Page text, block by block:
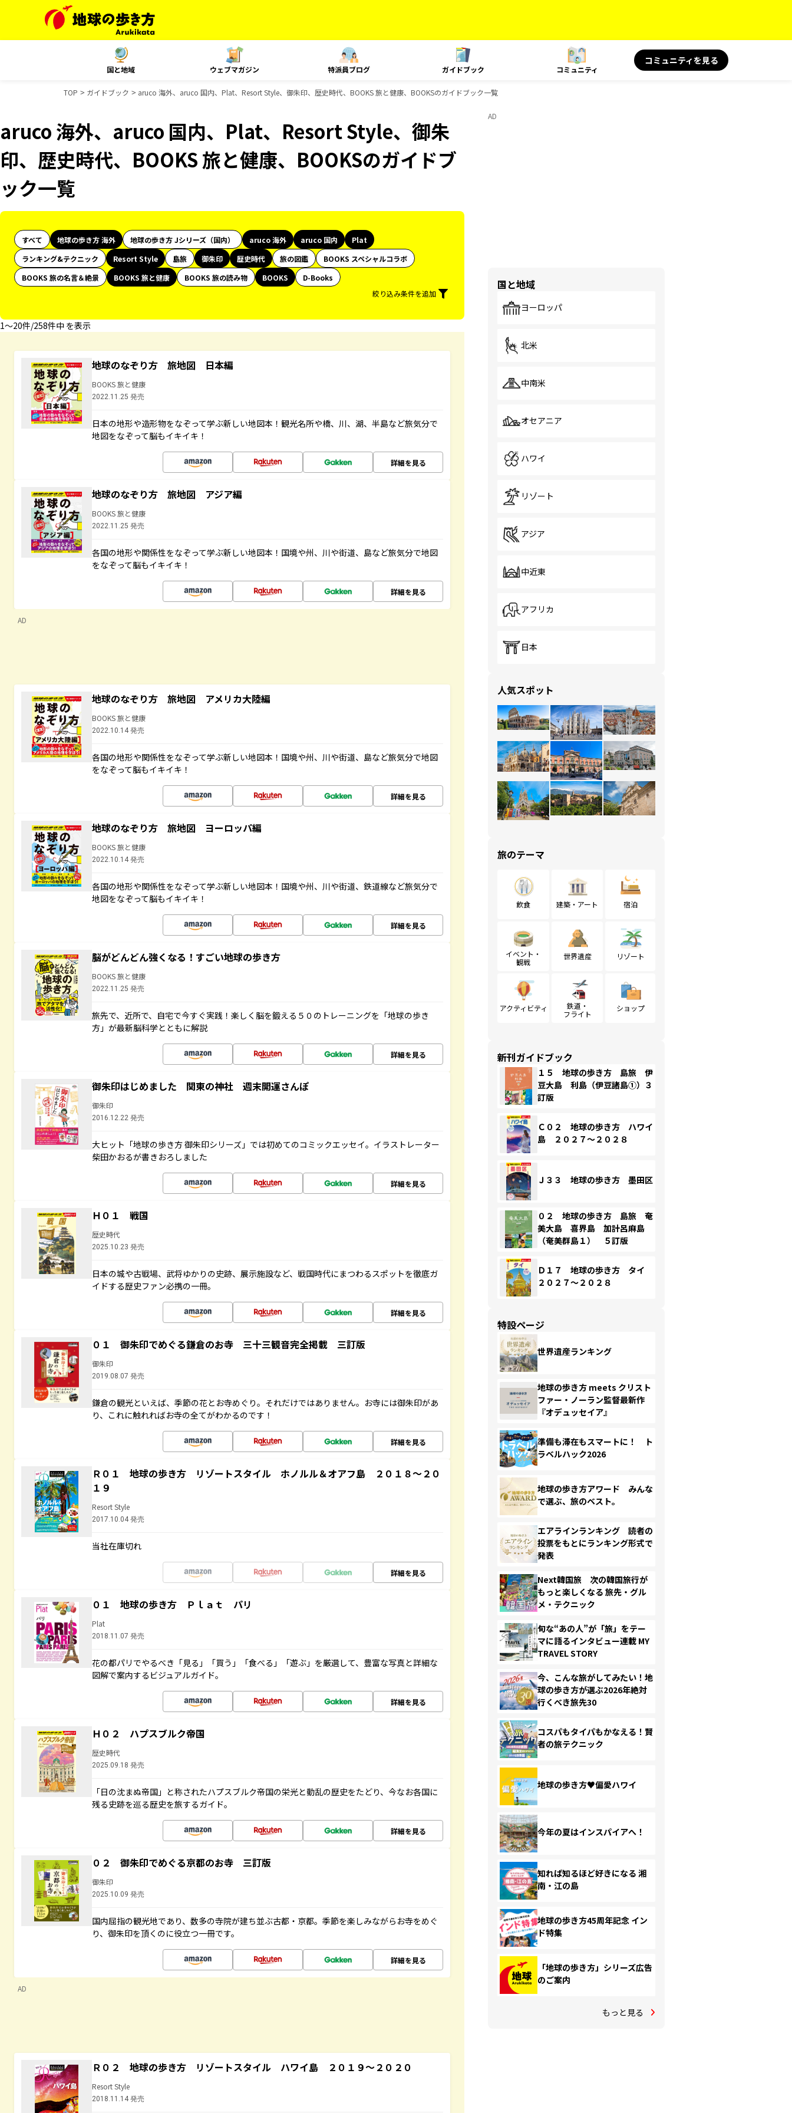
国と地域 ウェブマガジン 特派員ブログ ガイドブック コミュニティ
コミュニティを見る
TOP ガイドブック aruco 海外、aruco 国内、Plat、Resort Style、御朱印、歴史時代、BOOKS 旅と健康、BOOKSのガイドブック一覧
aruco 海外、aruco 国内、Plat、Resort Style、御朱
印、歴史時代、BOOKS 旅と健康、BOOKSのガイドブ
ック一覧
すべて 地球の歩き方 海外 地球の歩き方 Jシリーズ（国内） aruco 海外 aruco 国内
Plat
ランキング&テクニック
Resort Style 島旅 御朱印 歴史時代 旅の図鑑
BOOKS スペシャルコラボ
BOOKS 旅の名言＆絶景
BOOKS 旅と健康 BOOKS 旅の読み物 BOOKS
D-Books
絞り込み条件を追加
1〜20件/258件中 を表示
地球のなぞり方 旅地図 日本編
BOOKS 旅と健康
2022.11.25 発売
日本の地形や造形物をなぞって学ぶ新しい地図本！観光名所や橋、川、湖、半島など旅気分で
地図をなぞって脳もイキイキ！
詳細を見る
地球のなぞり方 旅地図 アジア編
BOOKS 旅と健康
2022.11.25 発売
各国の地形や関係性をなぞって学ぶ新しい地図本！国境や州、川や街道、島など旅気分で地図
をなぞって脳もイキイキ！
詳細を見る
AD
地球のなぞり方 旅地図 アメリカ大陸編
BOOKS 旅と健康
2022.10.14 発売
各国の地形や関係性をなぞって学ぶ新しい地図本！国境や州、川や街道、島など旅気分で地図
をなぞって脳もイキイキ！
詳細を見る
地球のなぞり方 旅地図 ヨーロッパ編
BOOKS 旅と健康
2022.10.14 発売
各国の地形や関係性をなぞって学ぶ新しい地図本！国境や州、川や街道、鉄道線など旅気分で
地図をなぞって脳もイキイキ！
詳細を見る
脳がどんどん強くなる！すごい地球の歩き方
BOOKS 旅と健康
2022.11.25 発売
旅先で、近所で、自宅で今すぐ実践！楽しく脳を鍛える５０のトレーニングを「地球の歩き
方」が最新脳科学とともに解説
詳細を見る
御朱印はじめました 関東の神社 週末開運さんぽ
御朱印
2016.12.22 発売
大ヒット「地球の歩き方 御朱印シリーズ」では初めてのコミックエッセイ。イラストレーター
柴田かおるが書きおろしました
詳細を見る
Ｈ０１ 戦国
歴史時代
2025.10.23 発売
日本の城や古戦場、武将ゆかりの史跡、展示施設など、戦国時代にまつわるスポットを徹底ガ
イドする歴史ファン必携の一冊。
詳細を見る
０１ 御朱印でめぐる鎌倉のお寺 三十三観音完全掲載 三訂版
御朱印
2019.08.07 発売
鎌倉の観光といえば、季節の花とお寺めぐり。それだけではありません。お寺には御朱印があ
り、これに触れればお寺の全てがわかるのです！
詳細を見る
Ｒ０１ 地球の歩き方 リゾートスタイル ホノルル＆オアフ島 ２０１８～２０
１９
Resort Style
2017.10.04 発売
当社在庫切れ
詳細を見る
０１ 地球の歩き方 Ｐｌａｔ パリ
Plat
2018.11.07 発売
花の都パリでやるべき「見る」「買う」「食べる」「遊ぶ」を厳選して、豊富な写真と詳細な
図解で案内するビジュアルガイド。
詳細を見る
Ｈ０２ ハプスブルク帝国
歴史時代
2025.09.18 発売
「日の沈まぬ帝国」と称されたハプスブルク帝国の栄光と動乱の歴史をたどり、今なお各国に
残る史跡を巡る歴史を旅するガイド。
詳細を見る
０２ 御朱印でめぐる京都のお寺 三訂版
御朱印
2025.10.09 発売
国内屈指の観光地であり、数多の寺院が建ち並ぶ古都・京都。季節を楽しみながらお寺をめぐ
り、御朱印を頂くのに役立つ一冊です。
詳細を見る
AD
Ｒ０２ 地球の歩き方 リゾートスタイル ハワイ島 ２０１９～２０２０
Resort Style
2018.11.14 発売
AD
国と地域
ヨーロッパ
北米
中南米
オセアニア
ハワイ
リゾート
アジア
中近東
アフリカ
日本
人気スポット
旅のテーマ
飲食 建築・アート 宿泊
イベント・
観戦
世界遺産 リゾート
アクティビティ
鉄道・
フライト
ショップ
新刊ガイドブック
１５ 地球の歩き方 島旅 伊
豆大島 利島（伊豆諸島①）３
訂版
Ｃ０２ 地球の歩き方 ハワイ
島 ２０２７～２０２８
Ｊ３３ 地球の歩き方 墨田区
０２ 地球の歩き方 島旅 奄
美大島 喜界島 加計呂麻島
（奄美群島１） ５訂版
Ｄ１７ 地球の歩き方 タイ
２０２７～２０２８
特設ページ
世界遺産ランキング
地球の歩き方 meets クリスト
ファー・ノーラン監督最新作
『オデュッセイア』
準備も滞在もスマートに！ ト
ラベルハック2026
地球の歩き方アワード みんな
で選ぶ、旅のベスト。
エアラインランキング 読者の
投票をもとにランキング形式で
発表
Next韓国旅 次の韓国旅行が
もっと楽しくなる 旅先・グル
メ・テクニック
旬な“あの人”が「旅」をテー
マに語るインタビュー連載 MY
TRAVEL STORY
今、こんな旅がしてみたい！地
球の歩き方が選ぶ2026年絶対
行くべき旅先30
コスパもタイパもかなえる！賢
者の旅テクニック
地球の歩き方♥偏愛ハワイ
今年の夏はインスパイアへ！
知れば知るほど好きになる 湘
南・江の島
地球の歩き方45周年記念 イン
ド特集
「地球の歩き方」シリーズ広告
のご案内
もっと見る